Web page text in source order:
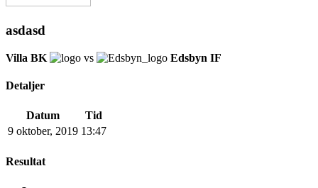
asdasd
Villa BK vs Edsbyn IF
Detaljer
Datum
Tid
9 oktober, 2019 13:47
Resultat